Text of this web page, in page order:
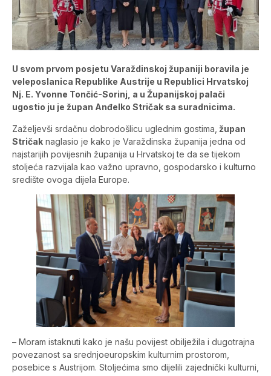
U svom prvom posjetu Varaždinskoj županiji boravila je
veleposlanica Republike Austrije u Republici Hrvatskoj
Nj. E. Yvonne Tončić-Sorinj, a u Županijskoj palači
ugostio ju je župan Anđelko Stričak sa suradnicima.
Zaželjevši srdačnu dobrodošlicu uglednim gostima, župan
Stričak naglasio je kako je Varaždinska županija jedna od
najstarijih povijesnih županija u Hrvatskoj te da se tijekom
stoljeća razvijala kao važno upravno, gospodarsko i kulturno
središte ovoga dijela Europe.
– Moram istaknuti kako je našu povijest obilježila i dugotrajna
povezanost sa srednjoeuropskim kulturnim prostorom,
posebice s Austrijom. Stoljećima smo dijelili zajednički kulturni,